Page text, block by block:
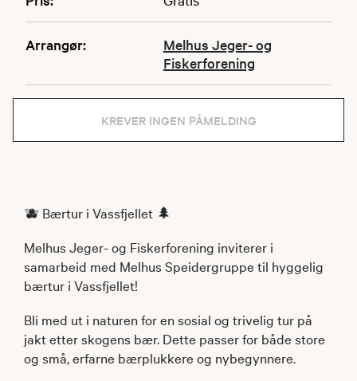
Arrangør:
Melhus Jeger- og
Fiskerforening
KREVER INGEN PÅMELDING
🫐 Bærtur i Vassfjellet 🌲
Melhus Jeger- og Fiskerforening inviterer i
samarbeid med Melhus Speidergruppe til hyggelig
bærtur i Vassfjellet!
Bli med ut i naturen for en sosial og trivelig tur på
jakt etter skogens bær. Dette passer for både store
og små, erfarne bærplukkere og nybegynnere.